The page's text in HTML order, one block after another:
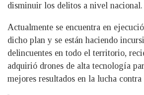
disminuir los delitos a nivel nacional.
Actualmente se encuentra en
dicho plan y se están haciendo
delincuentes en todo el territorio,
adquirió drones de alta tecnología
mejores resultados en la lucha